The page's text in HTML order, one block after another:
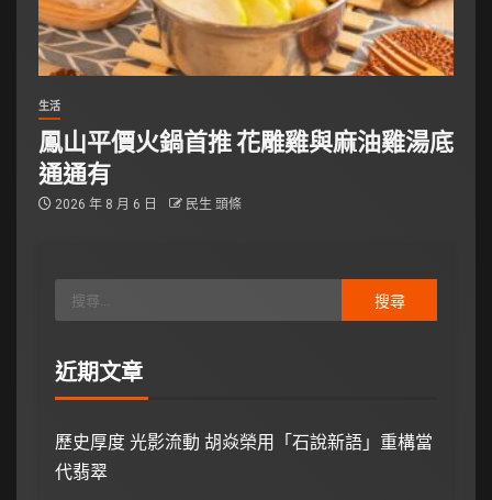
生活
鳳山平價火鍋首推 花雕雞與麻油雞湯底
通通有
2026 年 8 月 6 日 民生 頭條
近期文章
歷史厚度 光影流動 胡焱榮用「石說新語」重構當
代翡翠